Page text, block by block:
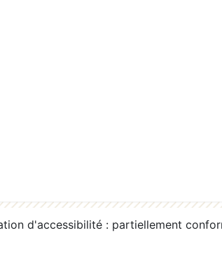
d'accessibilité : partiellement